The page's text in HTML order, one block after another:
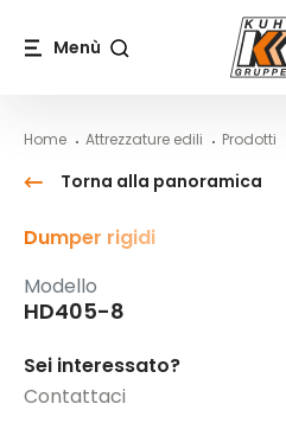
Menù
Home Attrezzature edili Prodotti
Torna alla panoramica
Dumper rigidi
Modello
HD405-8
Sei interessato?
Contattaci